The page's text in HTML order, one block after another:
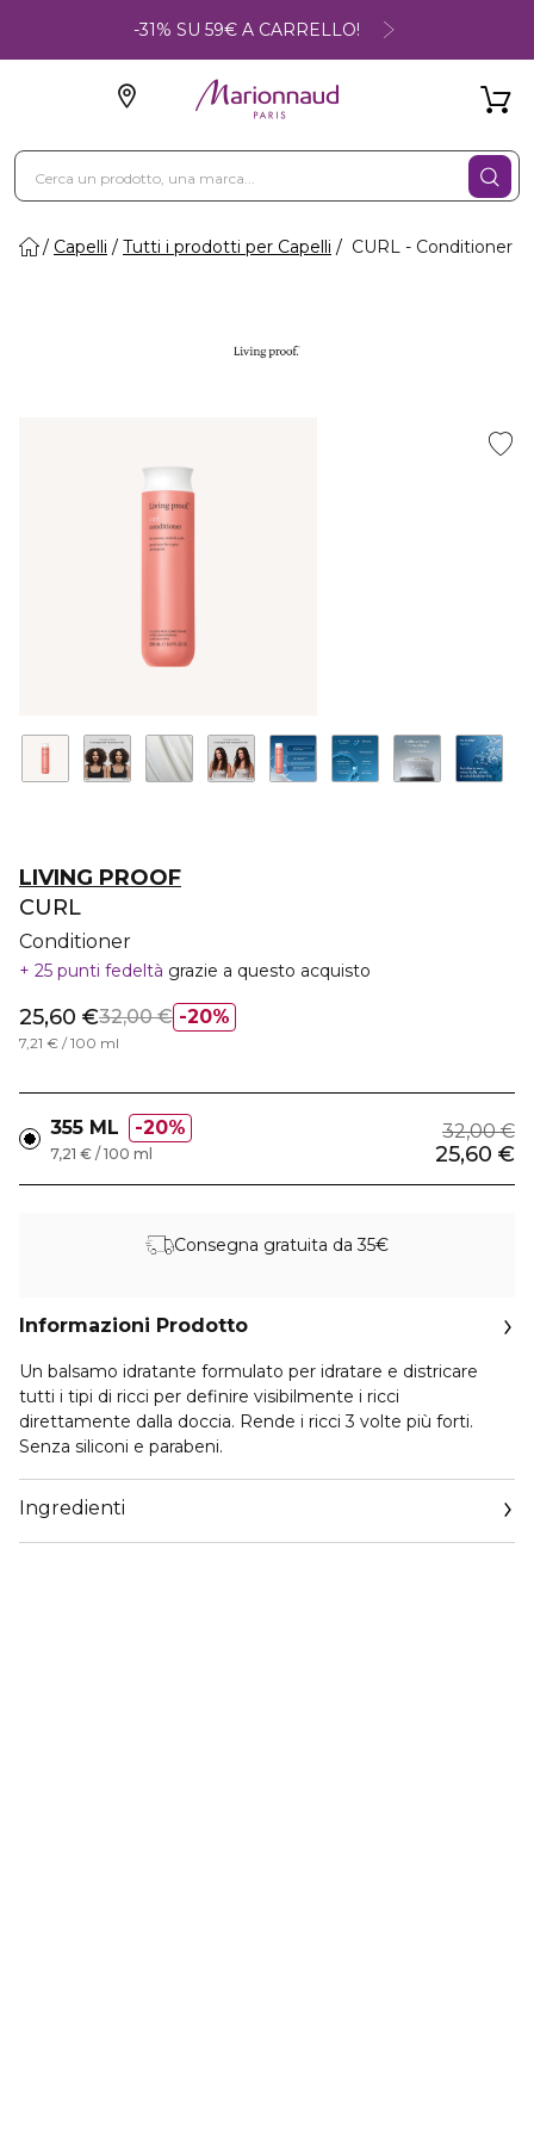
-31% SU 59€ A CARRELLO!
Capelli Tutti i prodotti per Capelli CURL - Conditioner
LIVING PROOF
CURL
Conditioner
25 punti fedeltà grazie a questo acquisto
20%
25,60 €32,00 €
7,21 € / 100 ml
355 ML 20% 32,00 €
25,60 €
7,21 € / 100 ml
Consegna gratuita da 35€
Informazioni Prodotto
Un balsamo idratante formulato per idratare e districare
tutti i tipi di ricci per definire visibilmente i ricci
direttamente dalla doccia. Rende i ricci 3 volte più forti.
Senza siliconi e parabeni.
Ingredienti